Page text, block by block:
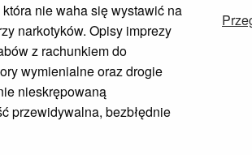
nie waha się wystawić na
narkotyków. Opisy imprezy
z rachunkiem do
wymienialne oraz drogie
nieskrępowaną
przewidywalna, bezbłędnie